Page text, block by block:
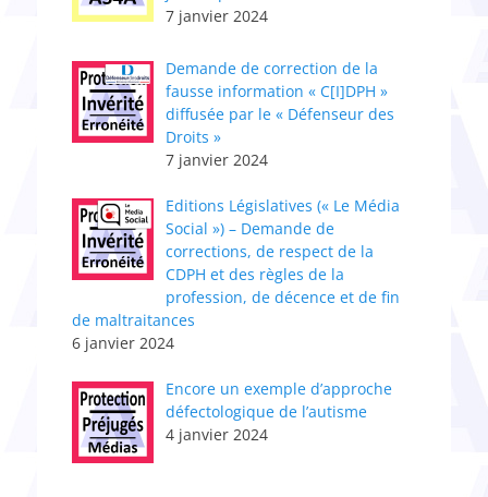
7 janvier 2024
Demande de correction de la
fausse information « C[I]DPH »
diffusée par le « Défenseur des
Droits »
7 janvier 2024
Editions Législatives (« Le Média
Social ») – Demande de
corrections, de respect de la
CDPH et des règles de la
profession, de décence et de fin
de maltraitances
6 janvier 2024
Encore un exemple d’approche
défectologique de l’autisme
4 janvier 2024